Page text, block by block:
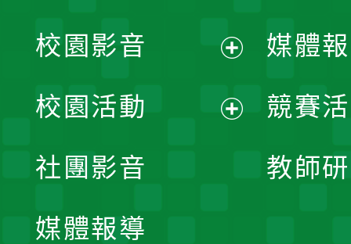
媒體
競賽
教師
校園影音
開
校園活動
社團影音
媒體報導